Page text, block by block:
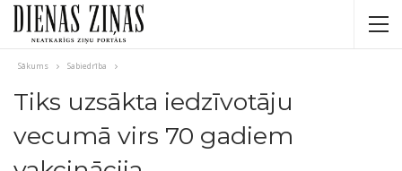
Sākums Sabiedrība
Tiks uzsākta iedzīvotāju
vecumā virs 70 gadiem